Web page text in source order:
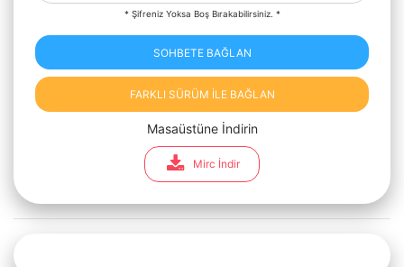
* Şifreniz Yoksa Boş Bırakabilirsiniz. *
SOHBETE BAĞLAN
FARKLI SÜRÜM İLE BAĞLAN
Masaüstüne İndirin
Mirc İndir